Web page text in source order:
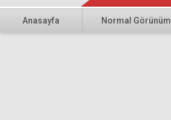
Anasayfa Normal Görünüm